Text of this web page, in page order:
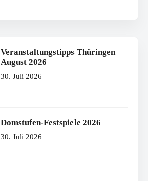
Veranstaltungstipps Thüringen
August 2026
30. Juli 2026
Domstufen-Festspiele 2026
30. Juli 2026